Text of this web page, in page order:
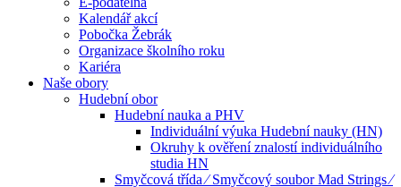
Kalendář akcí
Pobočka Žebrák
Organizace školního roku
Kariéra
Naše obory
Hudební obor
Hudební nauka a PHV
Individuální výuka Hudební nauky (HN)
Okruhy k ověření znalostí individuálního
studia HN
Smyčcová třída ⁄ Smyčcový soubor Mad Strings ⁄